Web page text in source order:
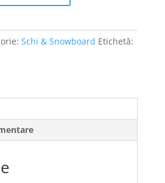
Schi & Snowboard Etichetă: